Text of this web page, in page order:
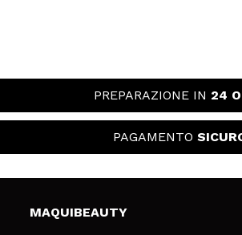
PREPARAZIONE IN 24
PAGAMENTO
MAQUIBEAUTY